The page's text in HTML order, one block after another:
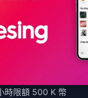
時限額 500 K 幣